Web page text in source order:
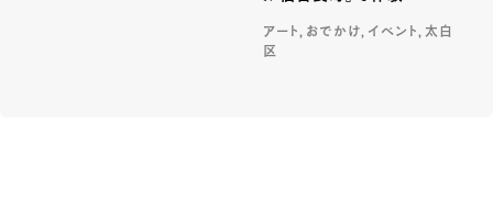
アート, おでかけ, イベント, 太白
区